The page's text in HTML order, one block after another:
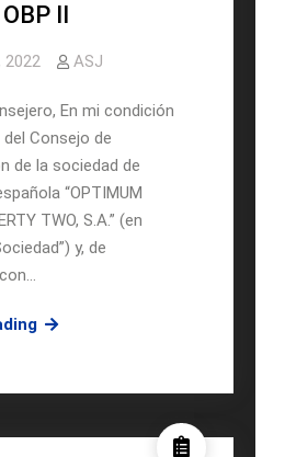
II
2022 ASJ
En mi condición
Consejo de
de la sociedad de
“OPTIMUM
TWO, S.A.” (en
y, de
Reunión
Administración